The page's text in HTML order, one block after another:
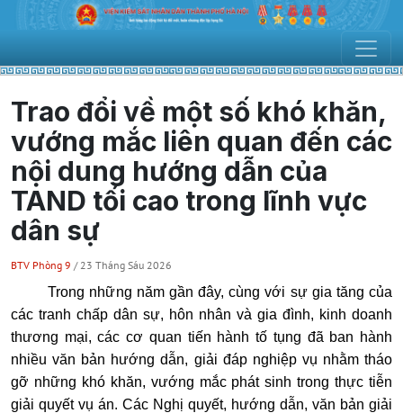
Trao đổi về một số khó khăn,
vướng mắc liên quan đến các
nội dung hướng dẫn của
TAND tối cao trong lĩnh vực
dân sự
BTV Phòng 9 / 23 Tháng Sáu 2026
Trong những năm gần đây, cùng với sự gia tăng của
các tranh chấp dân sự, hôn nhân và gia đình, kinh doanh
thương mại, các cơ quan tiến hành tố tụng đã ban hành
nhiều văn bản hướng dẫn, giải đáp nghiệp vụ nhằm tháo
gỡ những khó khăn, vướng mắc phát sinh trong thực tiễn
giải quyết vụ án. Các Nghị quyết, hướng dẫn, văn bản giải